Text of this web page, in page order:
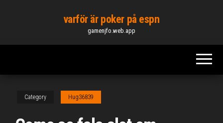
content
varför är poker på espn
gamenjfo.web.app
Category Hug36839